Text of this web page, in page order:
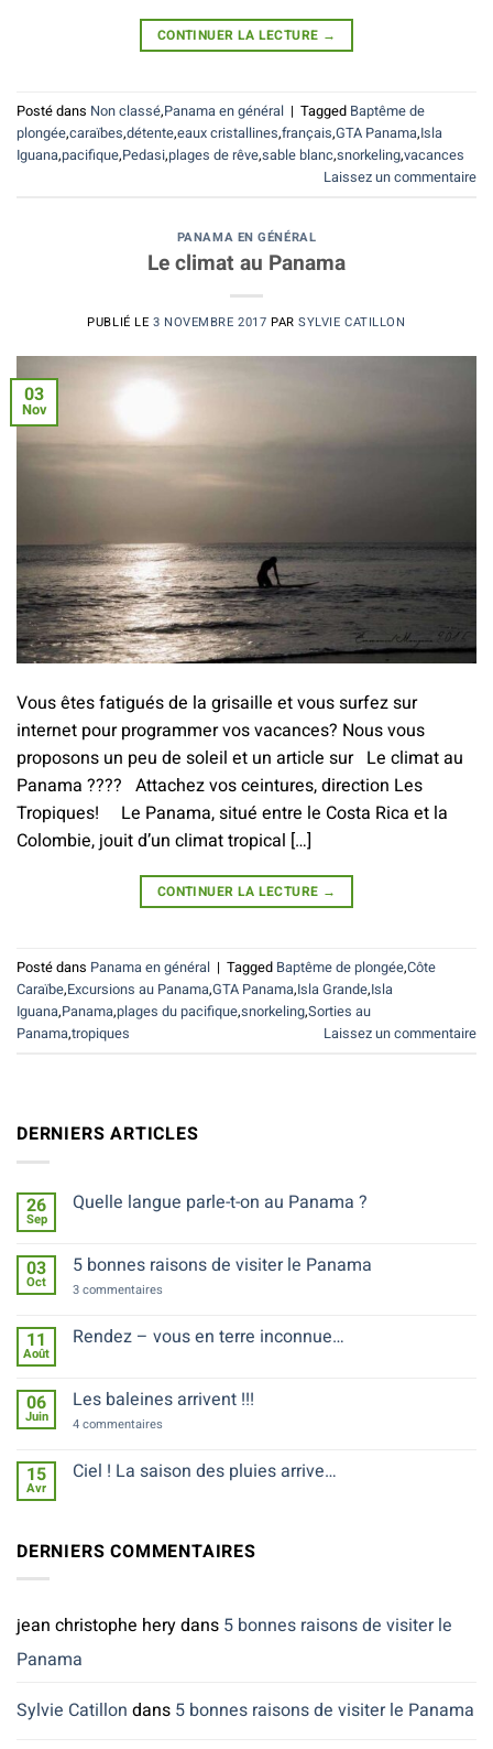
CONTINUER LA LECTURE →
Posté dans Non classé,Panama en général | Tagged Baptême de
plongée,caraïbes,détente,eaux cristallines,français,GTA Panama,Isla
Iguana,pacifique,Pedasi,plages de rêve,sable blanc,snorkeling,vacances
Laissez un commentaire
PANAMA EN GÉNÉRAL
Le climat au Panama
PUBLIÉ LE 3 NOVEMBRE 2017 PARSYLVIE CATILLON
03
Nov
Vous êtes fatigués de la grisaille et vous surfez sur
internet pour programmer vos vacances? Nous vous
proposons un peu de soleil et un article sur Le climat au
Panama ???? Attachez vos ceintures, direction Les
Tropiques! Le Panama, situé entre le Costa Rica et la
Colombie, jouit d’un climat tropical […]
CONTINUER LA LECTURE →
Posté dans Panama en général | Tagged Baptême de plongée,Côte
Caraïbe,Excursions au Panama,GTA Panama,Isla Grande,Isla
Iguana,Panama,plages du pacifique,snorkeling,Sorties au
Panama,tropiques Laissez un commentaire
DERNIERS ARTICLES
26
Sep
Quelle langue parle-t-on au Panama ?
sur
Quelle
langue
parle-
on
au
03
Oct
5 bonnes raisons de visiter le Panama
3 commentairessur
raisons
de
Panama
11
Août
Rendez – vous en terre inconnue…
sur
Rendez
–
vous
terre
inconnue…
06
Juin
Les baleines arrivent !!!
4 commentairessur
arrivent
!!!
15
Avr
Ciel ! La saison des pluies arrive…
!
arrive…
DERNIERS COMMENTAIRES
jean christophe herydans 5 bonnes raisons de visiter le
Panama
Sylvie Catillon dans 5 bonnes raisons de visiter le Panama